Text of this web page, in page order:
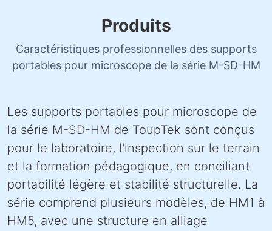
Produits
Caractéristiques professionnelles des supports
portables pour microscope de la série M-SD-HM
Les supports portables pour microscope de
la série M-SD-HM de ToupTek sont conçus
pour le laboratoire, l'inspection sur le terrain
et la formation pédagogique, en conciliant
portabilité légère et stabilité structurelle. La
série comprend plusieurs modèles, de HM1 à
HM5, avec une structure en alliage